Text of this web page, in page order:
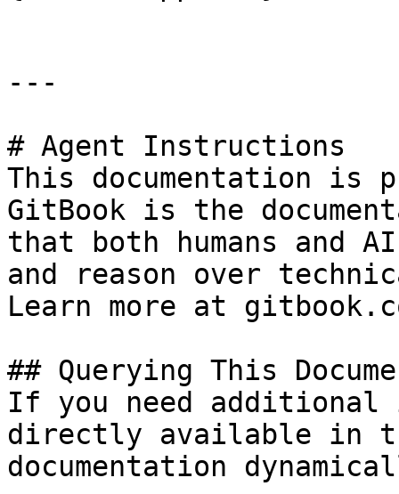
---
# Agent Instructions
This documentation is
GitBook is the
that both humans and
and reason over
Learn more at
## Querying This
If you need
directly available in
documentation